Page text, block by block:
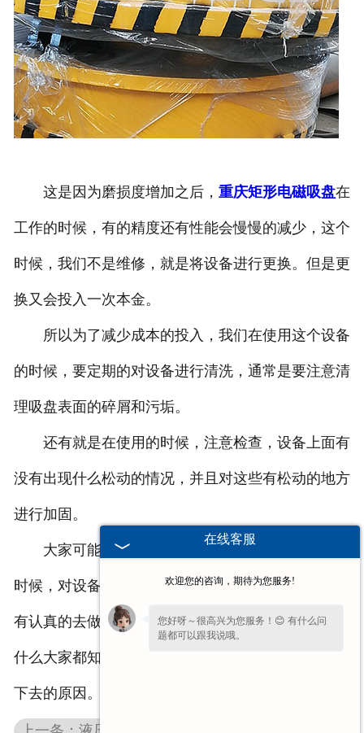
这是因为磨损度增加之后， 重庆矩形电磁吸盘在
工作的时候，有的精度还有性能会慢慢的减少，这个
时候，我们不是维修，就是将设备进行更换。但是更
换又会投入一次本金。
所以为了减少成本的投入，我们在使用这个设备
的时候，要定期的对设备进行清洗，通常是要注意清
理吸盘表面的碎屑和污垢。
还有就是在使用的时候，注意检查，设备上面有
没有出现什么松动的情况，并且对这些有松动的地方
进行加固。
大家可能看到这里，认为在使用矩形电磁吸盘的
时候，对设备进行检查是比较简单的，但是如果我们
有认真的去做，其实也是比较繁琐的，所以这也是为
什么大家都知道对设备进行简单是好的，但是坚持不
下去的原因。所以你是否能坚持下来呢？
在线客服
欢迎您的咨询，期待为您服务!
您好呀～很高兴为您服务！😊 有什么问
题都可以跟我说哦。